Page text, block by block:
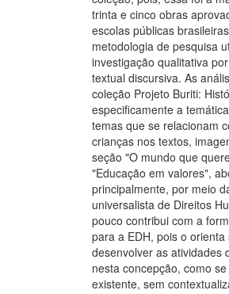
trinta e cinco obras
escolas públicas
metodologia de pesquisa
investigação qualitativa
textual discursiva. As
coleção Projeto Buriti:
especificamente a
temas que se relacionam
crianças nos textos,
seção "O mundo que
"Educação em valores",
principalmente, por meio
universalista de Direitos
pouco contribui com a
para a EDH, pois o orienta
desenvolver as atividades
nesta concepção, como
existente, sem